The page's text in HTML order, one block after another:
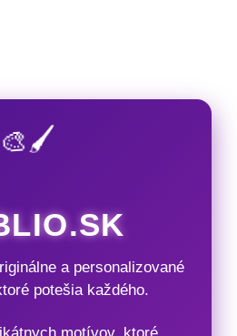
🎨🖌️
a personalizované
potešia každého.